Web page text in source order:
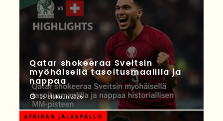
Qatar shokeeraa Sveitsin
myöhäisellä tasoitusmaalilla ja
nappaa
09 elokuun 2026
AFRIKAN JALKAPALLO